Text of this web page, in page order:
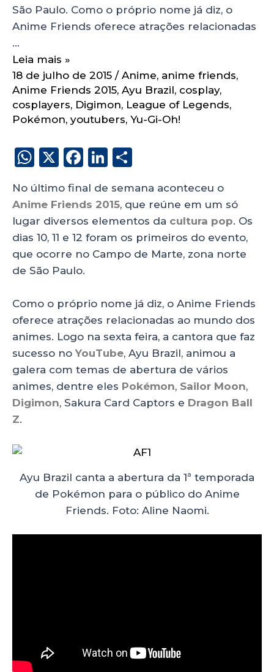
São Paulo. Como o próprio nome já diz, o
Anime Friends oferece atrações relacionadas
…
Leia mais »
18 de julho de 2015 / Anime, anime friends,
Anime Friends 2015, Ayu Brazil, cosplay,
cosplayers, Digimon, League of Legends,
Pokémon, youtubers, Yu-Gi-Oh!
W
a
ts
A
p
p
X
F
c
e
b
o
o
k
Li
k
e
dI
n
a
re
No último final de semana aconteceu o
Anime Friends 2015, que reúne em um só
lugar diversos elementos da cultura pop. Os
dias 10, 11 e 12 foram os primeiros do evento,
que ocorre no Campo de Marte, zona norte
de São Paulo.
Como o próprio nome já diz, o Anime Friends
oferece atrações relacionadas ao mundo dos
animes. Logo na sexta feira, a cantora que faz
sucesso no YouTube, Ayu Brazil, animou a
galera com temas de abertura de vários
animes, dentre eles Pokémon, Sailor Moon,
Digimon, Sakura Card Captors e Dragon Ball
Z.
Ayu Brazil canta a abertura da 1ª temporada
de Pokémon para o público do Anime
Friends. Foto: Aline Naomi.